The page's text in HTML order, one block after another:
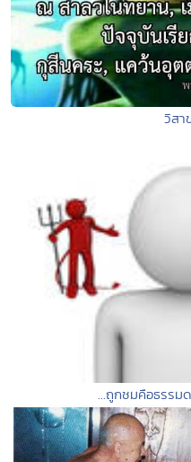
วิสา
...ถูกชมคือธรรม